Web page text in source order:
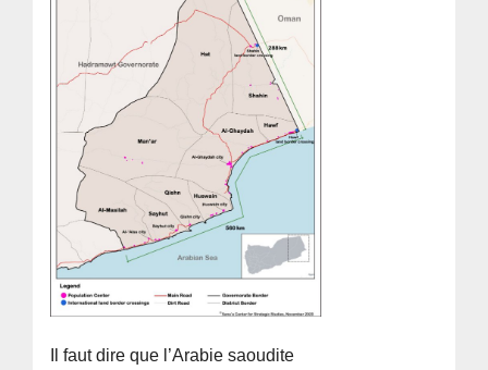
Il faut dire que l’Arabie saoudite